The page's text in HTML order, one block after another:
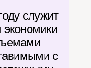
служит
с